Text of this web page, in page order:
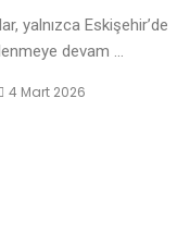
yalnızca Eskişehir’de
devam ...
4 Mart 2026